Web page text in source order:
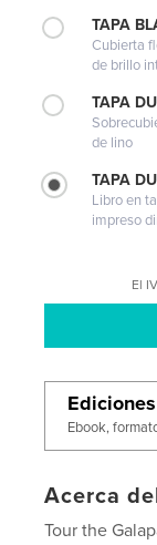
TAPA
Cubierta
de brillo
TAPA
de lino
TAPA
Libro en
impreso
El
Ebook,
Acerca
Tour the